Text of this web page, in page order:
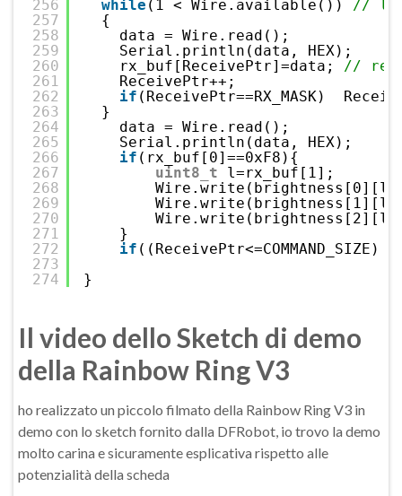
256
257
258
259
260
261
262
263
264
265
266
267
268
269
270
271
272
273
274
while (1 < Wire.available()) //
{
data = Wire.read();
Serial.println(data, HEX);
rx_buf[ReceivePtr]=data; //
ReceivePtr++;
if (ReceivePtr==RX_MASK)
}
data = Wire.read();
Serial.println(data, HEX);
if (rx_buf[0]==0xF8){
uint8_t
l=rx_buf[1];
}
if
}
Il video dello Sketch di demo
della Rainbow Ring V3
ho realizzato un piccolo filmato della Rainbow Ring V3 in
demo con lo sketch fornito dalla DFRobot, io trovo la demo
molto carina e sicuramente esplicativa rispetto alle
potenzialità della scheda